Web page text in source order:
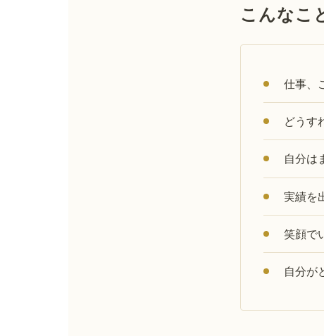
こんなこ
仕事、
どうす
自分は
実績を
笑顔で
自分が